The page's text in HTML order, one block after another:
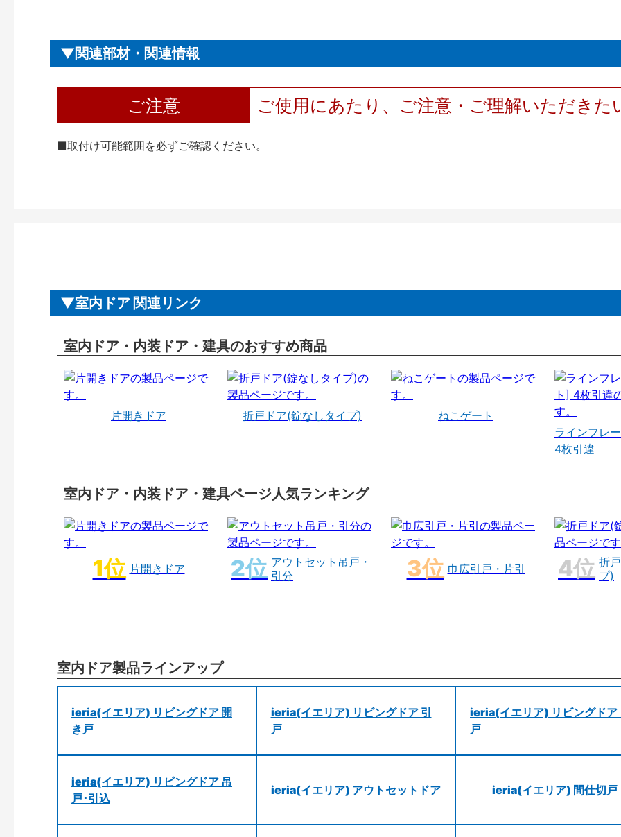
関連部材・関連情報
ご注意 ご使用にあたり、ご注意・ご理解いただきた
■取付け可能範囲を必ずご確認ください。
室内ドア 関連リンク
室内ドア・内装ドア・建具のおすすめ商品
片開きドア 折戸ドア(錠なしタイプ)
ねこゲート
ラインフレ
4枚引違
室内ドア・内装ドア・建具ページ人気ランキング
片開きドア
アウトセット吊戸・
引分
巾広引戸・片引
折
プ)
室内ドア製品ラインアップ
ieria(イエリア) リビングドア 開
き戸
ieria(イエリア) リビングドア 引
戸
ieria(イエリア) リビングドア
戸
ieria(イエリア) リビングドア 吊
戸･引込
ieria(イエリア) アウトセットドア ieria(イエリア) 間仕切戸